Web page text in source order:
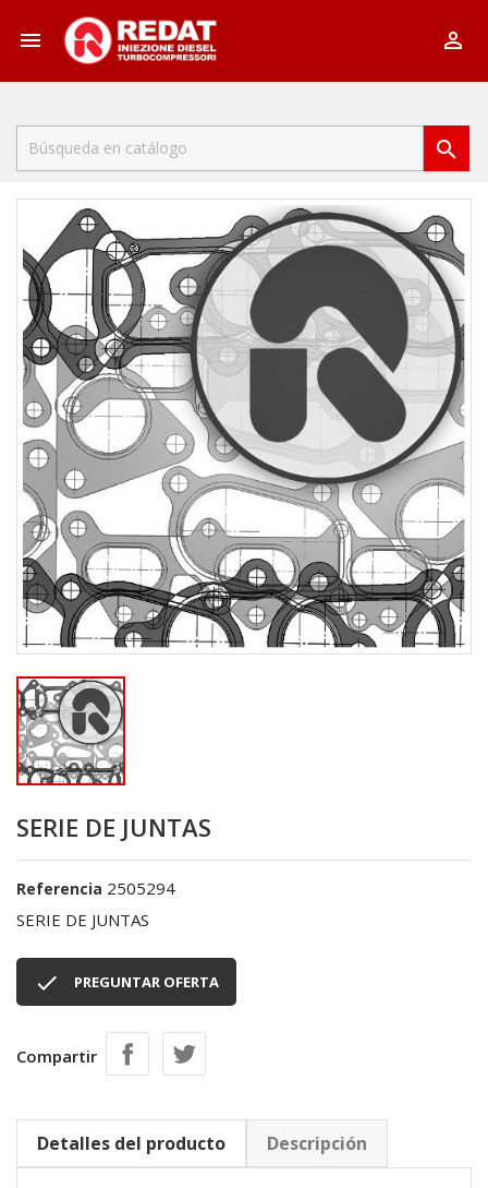
 

SERIE DE JUNTAS
Referencia 2505294
SERIE DE JUNTAS
 PREGUNTAR OFERTA
Compartir
Detalles del producto Descripción